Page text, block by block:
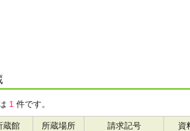
1 件です。
蔵館 所蔵場所 請求記号 資